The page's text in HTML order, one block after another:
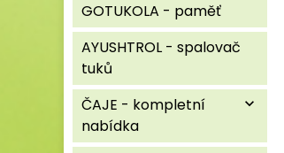
GOTUKOLA - paměť
AYUSHTROL - spalovač
tuků
ČAJE - kompletní
nabídka
expand_more